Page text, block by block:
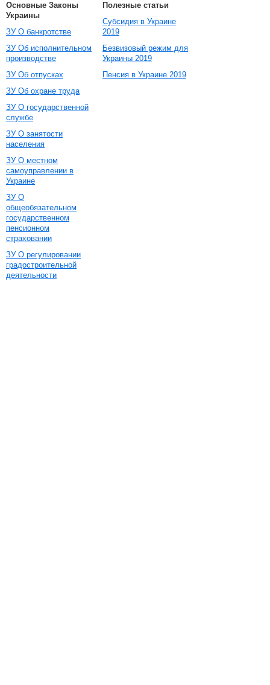
Основные Законы
Украины
ЗУ О банкротстве
ЗУ Об исполнительном
производстве
ЗУ Об отпусках
ЗУ Об охране труда
ЗУ О государственной
службе
ЗУ О занятости
населения
ЗУ О местном
самоуправлении в
Украине
ЗУ О
общеобязательном
государственном
пенсионном
страховании
ЗУ О регулировании
градостроительной
деятельности
Полезные статьи
Субсидия в Украине
2019
Безвизовый режим для
Украины 2019
Пенсия в Украине 2019